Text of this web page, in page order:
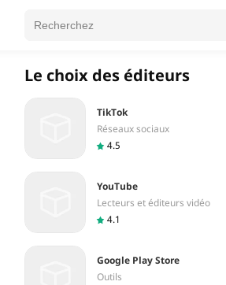
Le choix des éditeurs
TikTok
Réseaux sociaux
4.5
YouTube
Lecteurs et éditeurs vidéo
4.1
Google Play Store
Outils